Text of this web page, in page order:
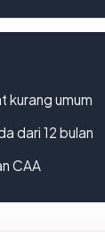
kurang umum
dari 12 bulan
CAA